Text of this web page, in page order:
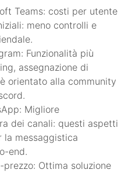
Teams: costi per utente
meno controlli e
Funzionalità più
assegnazione di
orientato alla community
Migliore
dei canali: questi aspetti
la messaggistica
end.
Ottima soluzione